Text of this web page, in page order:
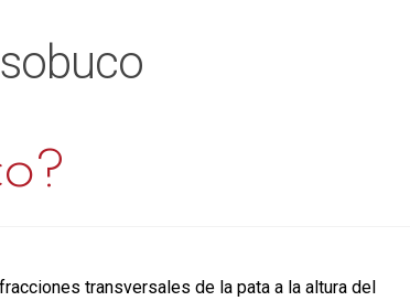
transversales de la pata a la altura del